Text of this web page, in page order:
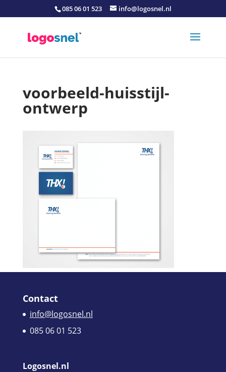
085 06 01 523 info@logosnel.nl
voorbeeld-huisstijl-
ontwerp
Contact
info@logosnel.nl
085 06 01 523
Logosnel.nl